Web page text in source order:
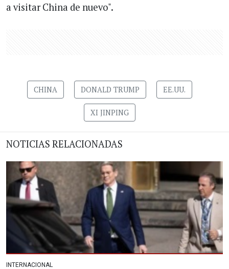
a visitar China de nuevo".
CHINA DONALD TRUMP EE.UU.
XI JINPING
NOTICIAS RELACIONADAS
INTERNACIONAL